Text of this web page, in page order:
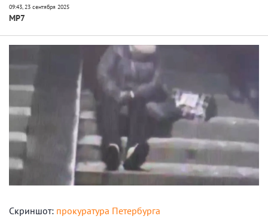
МР7
Скриншот: прокуратура Петербурга